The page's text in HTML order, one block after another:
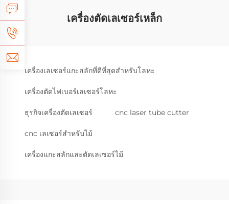
เครื่องตัดเลเซอร์เหล็ก
เครื่องเลเซอร์แกะสลักที่ดีที่สุดสำหรับโลหะ
เครื่องตัดไฟเบอร์เลเซอร์โลหะ
ธุรกิจเครื่องตัดเลเซอร์ cnc laser tube cutter
cnc เลเซอร์สำหรับไม้
เครื่องแกะสลักและตัดเลเซอร์ไม้